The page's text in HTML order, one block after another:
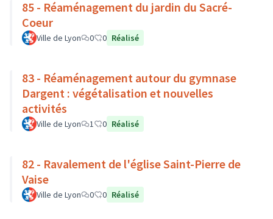
85 - Réaménagement du jardin du Sacré-
Coeur
Ville de Lyon 0 0 Réalisé
83 - Réaménagement autour du gymnase
Dargent : végétalisation et nouvelles
activités
Ville de Lyon 1 0 Réalisé
82 - Ravalement de l'église Saint-Pierre de
Vaise
Ville de Lyon 0 0 Réalisé